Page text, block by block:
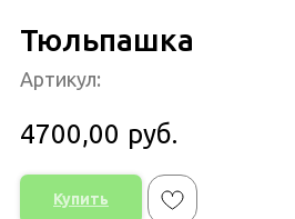
Тюльпашка
Артикул:
4700,00 руб.
Купить